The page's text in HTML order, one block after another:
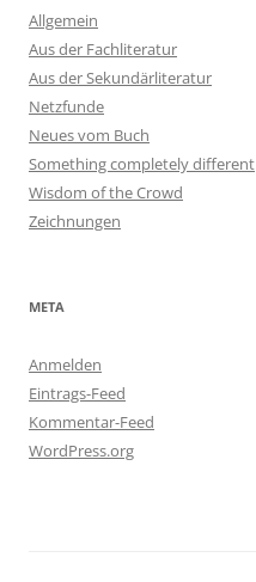
Allgemein
Aus der Fachliteratur
Aus der Sekundärliteratur
Netzfunde
Neues vom Buch
Something completely different
Wisdom of the Crowd
Zeichnungen
META
Anmelden
Eintrags-Feed
Kommentar-Feed
WordPress.org